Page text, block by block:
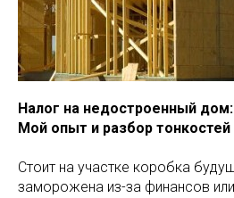
Налог на недостроенный
Мой опыт и разбор тонкостей
Стоит на участке коробка
заморожена из-за финансов